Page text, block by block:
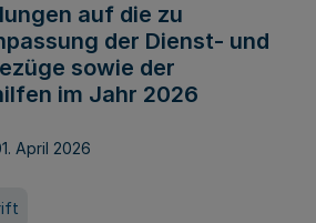
auf die zu
der Dienst- und
sowie der
im Jahr 2026
April 2026